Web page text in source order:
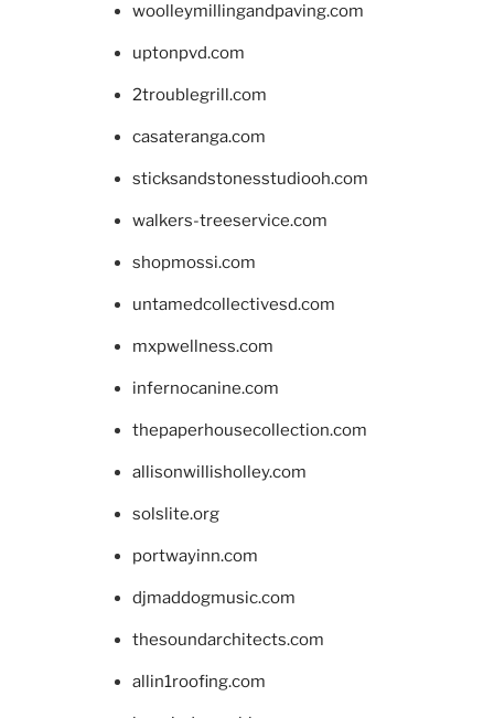
woolleymillingandpaving.com
uptonpvd.com
2troublegrill.com
casateranga.com
sticksandstonesstudiooh.com
walkers-treeservice.com
shopmossi.com
untamedcollectivesd.com
mxpwellness.com
infernocanine.com
thepaperhousecollection.com
allisonwillisholley.com
solslite.org
portwayinn.com
djmaddogmusic.com
thesoundarchitects.com
allin1roofing.com